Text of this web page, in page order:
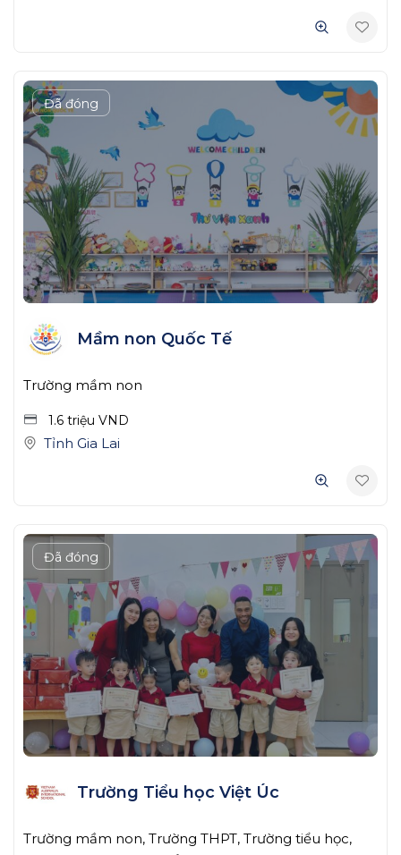
Đã đóng
Mầm non Quốc Tế
Trường mầm non
1.6 triệu VND
Tỉnh Gia Lai
Đã đóng
Trường Tiểu học Việt Úc
Trường mầm non, Trường THPT, Trường tiểu học,